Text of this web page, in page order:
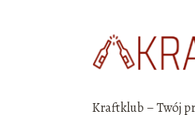
Kraftklub – Twój